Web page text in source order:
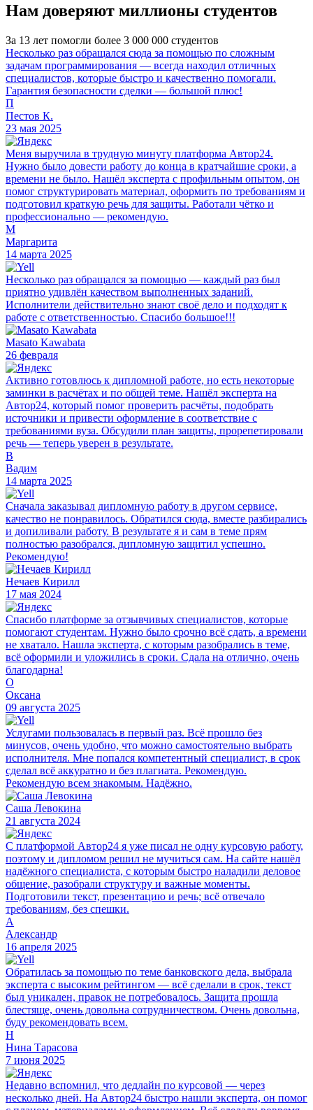
Нам доверяют миллионы студентов
За 13 лет помогли более 3 000 000 студентов
Несколько раз обращался сюда за помощью по сложным
задачам программирования — всегда находил отличных
специалистов, которые быстро и качественно помогали.
Гарантия безопасности сделки — большой плюс!
П
Пестов К.
23 мая 2025
Меня выручила в трудную минуту платформа Автор24.
Нужно было довести работу до конца в кратчайшие сроки, а
времени не было. Нашёл эксперта с профильным опытом, он
помог структурировать материал, оформить по требованиям и
подготовил краткую речь для защиты. Работали чётко и
профессионально — рекомендую.
М
Маргарита
14 марта 2025
Несколько раз обращался за помощью — каждый раз был
приятно удивлён качеством выполненных заданий.
Исполнители действительно знают своё дело и подходят к
работе с ответственностью. Спасибо большое!!!
Masato Kawabata
26 февраля
Активно готовлюсь к дипломной работе, но есть некоторые
заминки в расчётах и по общей теме. Нашёл эксперта на
Автор24, который помог проверить расчёты, подобрать
источники и привести оформление в соответствие с
требованиями вуза. Обсудили план защиты, прорепетировали
речь — теперь уверен в результате.
В
Вадим
14 марта 2025
Сначала заказывал дипломную работу в другом сервисе,
качество не понравилось. Обратился сюда, вместе разбирались
и допиливали работу. В результате я и сам в теме прям
полностью разобрался, дипломную защитил успешно.
Рекомендую!
Нечаев Кирилл
17 мая 2024
Спасибо платформе за отзывчивых специалистов, которые
помогают студентам. Нужно было срочно всё сдать, а времени
не хватало. Нашла эксперта, с которым разобрались в теме,
всё оформили и уложились в сроки. Сдала на отлично, очень
благодарна!
О
Оксана
09 августа 2025
Услугами пользовалась в первый раз. Всё прошло без
минусов, очень удобно, что можно самостоятельно выбрать
исполнителя. Мне попался компетентный специалист, в срок
сделал всё аккуратно и без плагиата. Рекомендую.
Рекомендую всем знакомым. Надёжно.
Саша Левокина
21 августа 2024
С платформой Автор24 я уже писал не одну курсовую работу,
поэтому и дипломом решил не мучиться сам. На сайте нашёл
надёжного специалиста, с которым быстро наладили деловое
общение, разобрали структуру и важные моменты.
Подготовили текст, презентацию и речь; всё отвечало
требованиям, без спешки.
А
Александр
16 апреля 2025
Обратилась за помощью по теме банковского дела, выбрала
эксперта с высоким рейтингом — всё сделали в срок, текст
был уникален, правок не потребовалось. Защита прошла
блестяще, очень довольна сотрудничеством. Очень довольна,
буду рекомендовать всем.
Н
Нина Тарасова
7 июня 2025
Недавно вспомнил, что дедлайн по курсовой — через
несколько дней. На Автор24 быстро нашли эксперта, он помог